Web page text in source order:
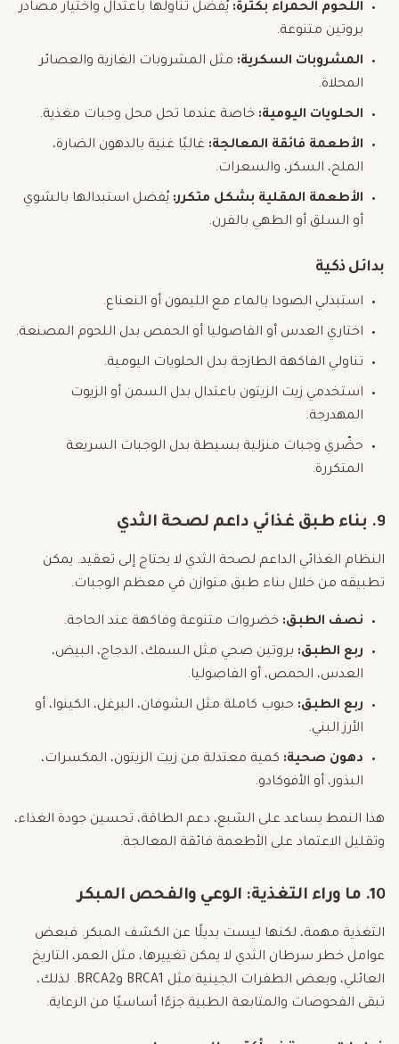
اللحوم الحمراء بكثرة: يُفضل تناولها باعتدال واختيار مصادر
بروتين متنوعة.
المشروبات السكرية: مثل المشروبات الغازية والعصائر
المحلاة.
الحلويات اليومية: خاصة عندما تحل محل وجبات مغذية.
الأطعمة فائقة المعالجة: غالبًا غنية بالدهون الضارة،
الملح، السكر، والسعرات.
الأطعمة المقلية بشكل متكرر: يُفضل استبدالها بالشوي
أو السلق أو الطهي بالفرن.
بدائل ذكية
استبدلي الصودا بالماء مع الليمون أو النعناع.
اختاري العدس أو الفاصوليا أو الحمص بدل اللحوم المصنعة.
تناولي الفاكهة الطازجة بدل الحلويات اليومية.
استخدمي زيت الزيتون باعتدال بدل السمن أو الزيوت
المهدرجة.
حضّري وجبات منزلية بسيطة بدل الوجبات السريعة
المتكررة.
9. بناء طبق غذائي داعم لصحة الثدي
النظام الغذائي الداعم لصحة الثدي لا يحتاج إلى تعقيد. يمكن
تطبيقه من خلال بناء طبق متوازن في معظم الوجبات.
نصف الطبق: خضروات متنوعة وفاكهة عند الحاجة.
ربع الطبق: بروتين صحي مثل السمك، الدجاج، البيض،
العدس، الحمص، أو الفاصوليا.
ربع الطبق: حبوب كاملة مثل الشوفان، البرغل، الكينوا، أو
الأرز البني.
دهون صحية: كمية معتدلة من زيت الزيتون، المكسرات،
البذور، أو الأفوكادو.
هذا النمط يساعد على الشبع، دعم الطاقة، تحسين جودة الغذاء،
وتقليل الاعتماد على الأطعمة فائقة المعالجة.
10. ما وراء التغذية: الوعي والفحص المبكر
التغذية مهمة، لكنها ليست بديلًا عن الكشف المبكر. فبعض
عوامل خطر سرطان الثدي لا يمكن تغييرها، مثل العمر، التاريخ
العائلي، وبعض الطفرات الجينية مثل BRCA1 وBRCA2. لذلك،
تبقى الفحوصات والمتابعة الطبية جزءًا أساسيًا من الرعاية.